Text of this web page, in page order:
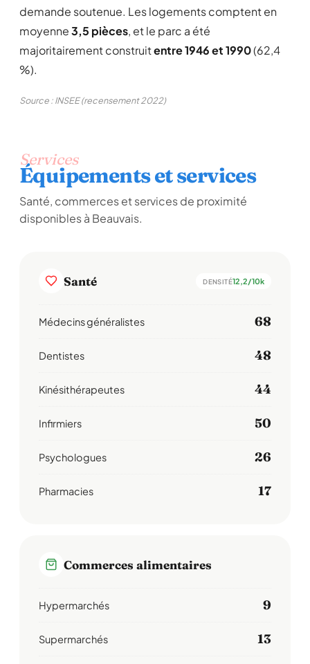
demande soutenue. Les logements comptent en
moyenne3,5 pièces, et le parc a été
majoritairement construitentre 1946 et 1990(62,4
%).
Source : INSEE (recensement 2022)
Services
Équipements et services
Santé, commerces et services de proximité
disponibles à Beauvais.
Santé DENSITÉ12,2/10k
Médecins généralistes 68
Dentistes 48
Kinésithérapeutes 44
Infirmiers 50
Psychologues 26
Pharmacies 17
Commerces alimentaires
Hypermarchés 9
Supermarchés 13